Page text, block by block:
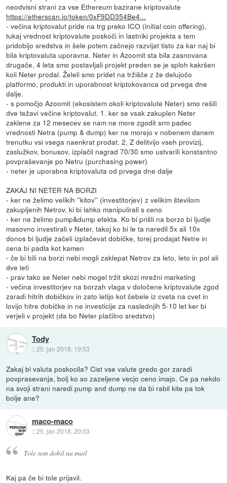
neodvisni strani za vse Ethereum bazirane kriptovalute
https://etherscan.io/token/0xF9DD354Be4...
- večina kriptovalut pride na trg preko ICO (initial coin offering),
tukaj vrednost kriptovalute poskoči in lastniki projekta s tem
pridobijo sredstva in šele potem začnejo razvijat tisto za kar naj bi
bila kriptovaluta uporavna. Neter in Azoomit sta bila zasnovana
drugače, 4 leta smo postavljali projekt preden se je sploh kakršen
koli Neter prodal. Želeli smo pridet na tržišče z že delujočo
platformo, produkti in uporabnost kriptokovanca od prvega dne
dalje.
- s pomočjo Azoomit (ekosistem okoli kriptovalute Neter) smo rešili
dve težavi večine kriptovalut. 1. ker se vsak zakuplen Neter
zaklene za 12 mesecev se nam ne more zgodit srm padec
vrednosti Netra (pump & dump) ker ne morejo v nobenem danem
trenutku vsi vsega naenkrat prodat. 2. Z delitvijo vseh provizij,
zaslužkov, bonusov, izplačil nagrad 70/30 smo ustvarili konstantno
povpraševanje po Netru (purchasing power)
- neter je uporabna kriptovaluta od prvega dne dalje
ZAKAJ NI NETER NA BORZI
- ker ne želimo velikih ''kitov'' (investitorjev) z velikim številom
zakupljenih Netrov, ki bi lahko manipulirali s ceno
- ker ne želimo pump&dump efekta. Ko bi prišli na borzo bi ljudje
masovno investirali v Neter, takoj ko bi le ta naredil 5x ali 10x
donos bi ljudje začeli izplačevat dobičke, torej prodajat Netre in
cena bi padla kot kamen
- če bi bili na borzi nebi mogli zaklepat Netrov za leto, leto in pol ali
dve leti
- prav tako se Neter nebi mogel tržit skozi mrežni marketing
- večina investitorjev na borzah vlaga v določene kriptovalute zgod
zaradi hitrih dobičkov in zato letijo kot čebele iz cveta na cvet in
lovijo hitre dobičke in ne investicije za naslednjih 5-10 let ker bi
verjeli v projekt (da bo Neter plačilno sredstvo)
Tody
::25. jan 2018, 19:53
Zakaj bi valuta poskocila? Cist vse valute gredo gor zaradi
povprasevanja, bolj ko so zazeljene vecjo ceno imajo. Ce pa nekdo
na svoji strani naredi pump and dump ne da bi rabil kite pa tok
bolje ane?
maco-maco
::25. jan 2018, 20:03
Tole sem dobil na mail
Kaj pa če bi tole prijavil.